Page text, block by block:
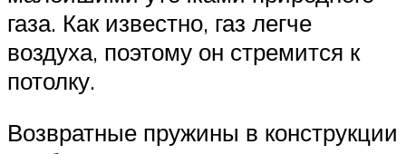
газа. Как известно, газ легче
воздуха, поэтому он стремится к
потолку.
Возвратные пружины в конструкции